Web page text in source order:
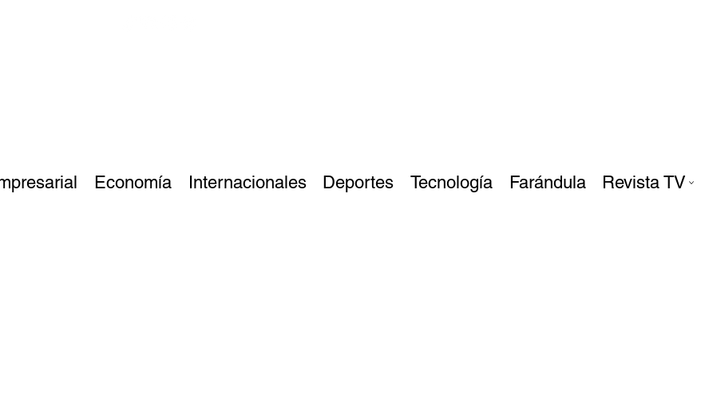
Economía Internacionales Deportes Tecnología Farándula Revista TV